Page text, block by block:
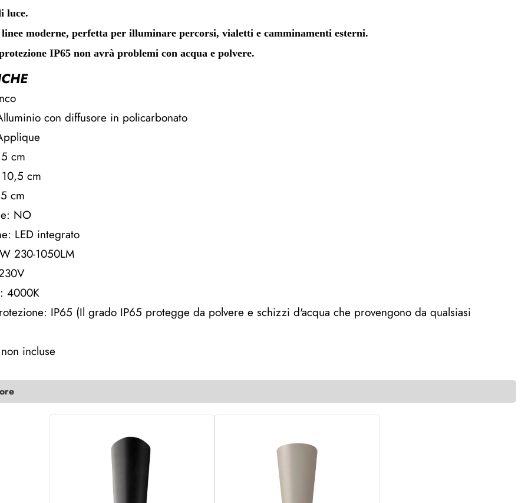
luce.
moderne, perfetta per illuminare percorsi, vialetti e camminamenti esterni.
IP65 non avrà problemi con acqua e polvere.
con diffusore in policarbonato
cm
cm
cm
NO
LED integrato
230-1050LM
4000K
IP65 (Il grado IP65 protegge da polvere e schizzi d'acqua che provengono da qualsiasi
incluse